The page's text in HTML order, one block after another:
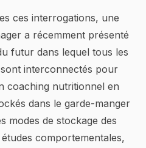
ces interrogations, une
a récemment présenté
futur dans lequel tous les
interconnectés pour
coaching nutritionnel en
dans le garde-manger
modes de stockage des
comportementales,